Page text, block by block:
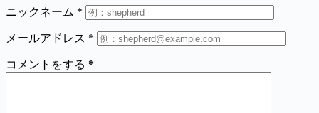
ニックネーム *
メールアドレス *
コメントをする *